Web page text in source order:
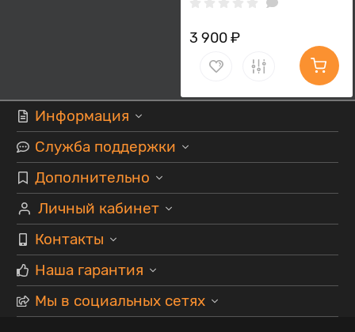
3 900 ₽
Информация
Служба поддержки
Дополнительно
Личный кабинет
Контакты
Наша гарантия
Мы в социальных сетях